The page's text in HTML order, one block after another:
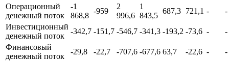
Операционный
денежный поток
-1
868,8
-959
2
996,6
1
843,5
687,3 721,1 -
-
Инвестиционный
денежный поток
-342,7 -151,7 -546,7 -341,3 -193,2 -73,6 -
-
Финансовый
денежный поток
-29,8 -22,7 -707,6 -677,6 63,7 -22,6 -
-